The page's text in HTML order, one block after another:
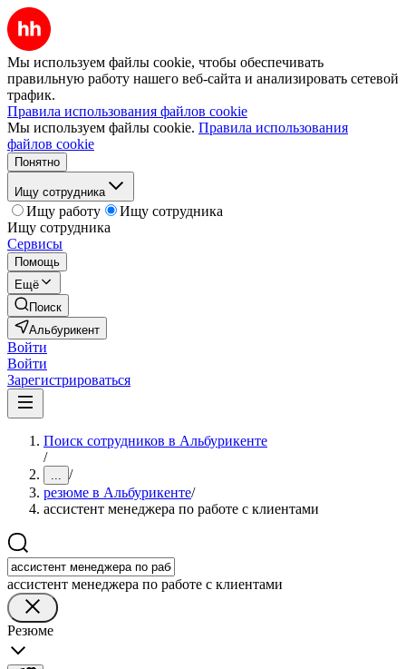
Мы используем файлы cookie, чтобы обеспечивать
правильную работу нашего веб-сайта и анализировать сетевой
трафик.
Правила использования файлов cookie
Мы используем файлы cookie. Правила использования
файлов cookie
Понятно
Ищу сотрудника
Ищу работу
Ищу сотрудника
Ищу сотрудника
Сервисы
Помощь
Ещё
Поиск
Альбурикент
Войти
Войти
Зарегистрироваться
Поиск сотрудников в Альбурикенте
/
... /
резюме в Альбурикенте/
ассистент менеджера по работе с клиентами
ассистент менеджера по работе с клиентами
Резюме